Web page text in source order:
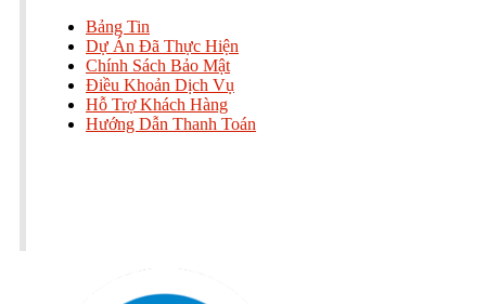
Bảng Tin
Dự Án Đã Thực Hiện
Chính Sách Bảo Mật
Điều Khoản Dịch Vụ
Hỗ Trợ Khách Hàng
Hướng Dẫn Thanh Toán